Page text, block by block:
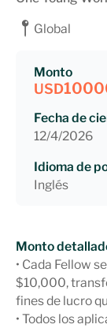
Global
Monto
USD
Fecha de
12/4/2026
Idioma de
Inglés
Monto
• Cada Fellow
$10,000,
fines de lucro
• Todos los